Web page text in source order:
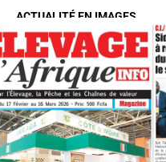
ACTUALITÉ EN IMAGES